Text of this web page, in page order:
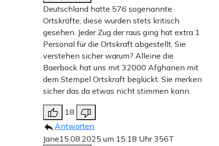
Deutschland hatte 576 sogenannte
Ortskräfte, diese wurden stets kritisch
gesehen. Jeder Zug der raus ging hat extra 1
Personal für die Ortskraft abgestellt, Sie
verstehen sicher warum? Alleine die
Baerbock hat uns mit 32000 Afghanen mit
dem Stempel Ortskraft beglückt. Sie merken
sicher das da etwas nicht stimmen kann.
18
Antworten
Jane15.08.2025 um 15:18 Uhr356T